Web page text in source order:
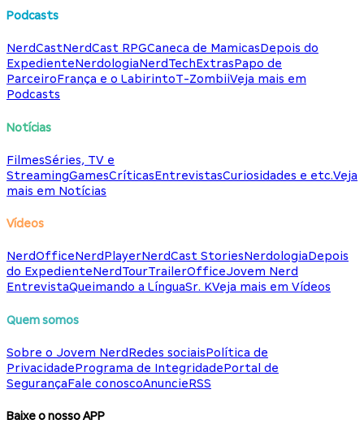
Podcasts
NerdCastNerdCast RPGCaneca de MamicasDepois do
ExpedienteNerdologiaNerdTechExtrasPapo de
ParceiroFrança e o LabirintoT-ZombiiVeja mais em
Podcasts
Notícias
FilmesSéries, TV e
StreamingGamesCríticasEntrevistasCuriosidades e etc.Veja
mais em Notícias
Vídeos
NerdOfficeNerdPlayerNerdCast StoriesNerdologiaDepois
do ExpedienteNerdTourTrailerOfficeJovem Nerd
EntrevistaQueimando a LínguaSr. KVeja mais em Vídeos
Quem somos
Sobre o Jovem NerdRedes sociaisPolítica de
PrivacidadePrograma de IntegridadePortal de
SegurançaFale conoscoAnuncieRSS
Baixe o nosso APP